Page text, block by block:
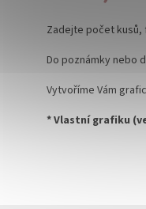
Zadejte počet kusů,
Do poznámky nebo
Vytvoříme Vám
* Vlastní grafiku